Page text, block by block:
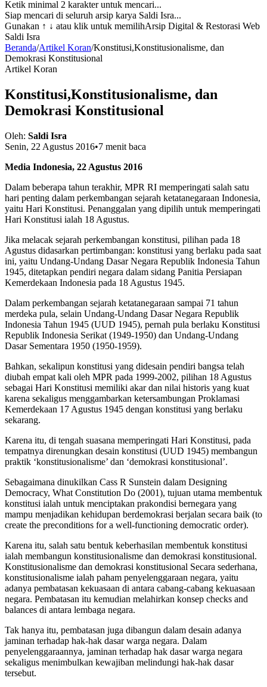
Ketik minimal 2 karakter untuk mencari...
Siap mencari di seluruh arsip karya Saldi Isra...
Gunakan ↑ ↓ atau klik untuk memilihArsip Digital & Restorasi Web
Saldi Isra
Beranda/Artikel Koran/Konstitusi,Konstitusionalisme, dan
Demokrasi Konstitusional
Artikel Koran
Konstitusi,Konstitusionalisme, dan
Demokrasi Konstitusional
Oleh: Saldi Isra
Senin, 22 Agustus 2016•7 menit baca
Media Indonesia, 22 Agustus 2016
Dalam beberapa tahun terakhir, MPR RI memperingati salah satu
hari penting dalam perkembangan sejarah ketatanegaraan Indonesia,
yaitu Hari Konstitusi. Penanggalan yang dipilih untuk memperingati
Hari Konstitusi ialah 18 Agustus.
Jika melacak sejarah perkembangan konstitusi, pilihan pada 18
Agustus didasarkan pertimbangan: konstitusi yang berlaku pada saat
ini, yaitu Undang-Undang Dasar Negara Republik Indonesia Tahun
1945, ditetapkan pendiri negara dalam sidang Panitia Persiapan
Kemerdekaan Indonesia pada 18 Agustus 1945.
Dalam perkembangan sejarah ketatanegaraan sampai 71 tahun
merdeka pula, selain Undang-Undang Dasar Negara Republik
Indonesia Tahun 1945 (UUD 1945), pernah pula berlaku Konstitusi
Republik Indonesia Serikat (1949-1950) dan Undang-Undang
Dasar Sementara 1950 (1950-1959).
Bahkan, sekalipun konstitusi yang didesain pendiri bangsa telah
diubah empat kali oleh MPR pada 1999-2002, pilihan 18 Agustus
sebagai Hari Konstitusi memiliki akar dan nilai historis yang kuat
karena sekaligus menggambarkan ketersambungan Proklamasi
Kemerdekaan 17 Agustus 1945 dengan konstitusi yang berlaku
sekarang.
Karena itu, di tengah suasana memperingati Hari Konstitusi, pada
tempatnya direnungkan desain konstitusi (UUD 1945) membangun
praktik ‘konstitusionalisme’ dan ‘demokrasi konstitusional’.
Sebagaimana dinukilkan Cass R Sunstein dalam Designing
Democracy, What Constitution Do (2001), tujuan utama membentuk
konstitusi ialah untuk menciptakan prakondisi bernegara yang
mampu menjadikan kehidupan berdemokrasi berjalan secara baik (to
create the preconditions for a well-functioning democratic order).
Karena itu, salah satu bentuk keberhasilan membentuk konstitusi
ialah membangun konstitusionalisme dan demokrasi konstitusional.
Konstitusionalisme dan demokrasi konstitusional Secara sederhana,
konstitusionalisme ialah paham penyelenggaraan negara, yaitu
adanya pembatasan kekuasaan di antara cabang-cabang kekuasaan
negara. Pembatasan itu kemudian melahirkan konsep checks and
balances di antara lembaga negara.
Tak hanya itu, pembatasan juga dibangun dalam desain adanya
jaminan terhadap hak-hak dasar warga negara. Dalam
penyelenggaraannya, jaminan terhadap hak dasar warga negara
sekaligus menimbulkan kewajiban melindungi hak-hak dasar
tersebut.